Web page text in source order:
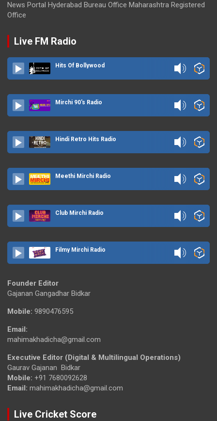
News Portal Hyderabad Bureau Office Maharashtra Registered
Office
Live FM Radio
Hits Of Bollywood
Mirchi 90's Radio
Hindi Retro Hits Radio
Meethi Mirchi Radio
Club Mirchi Radio
Filmy Mirchi Radio
Founder Editor
Gajanan Gangadhar Bidkar
Mobile: 9890476595
Email:
mahimakhadicha@gmail.com
Executive Editor (Digital & Multilingual Operations)
Gaurav Gajanan Bidkar
Mobile: +91 7680092628
Email: mahimakhadicha@gmail.com
Live Cricket Score